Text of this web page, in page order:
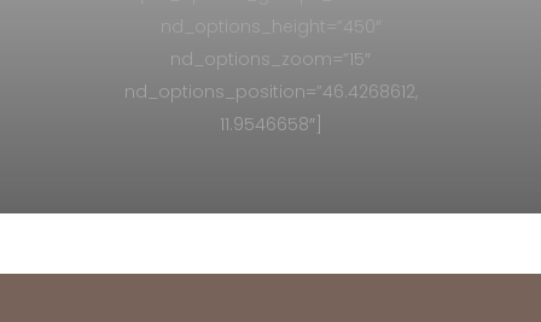
nd_options_height=”450″
nd_options_zoom=”15″
nd_options_position=”46.4268612,
11.9546658″]